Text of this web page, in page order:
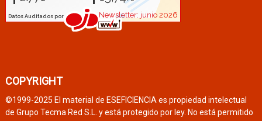
COPYRIGHT
©1999-2025 El material de ESEFICIENCIA es propiedad intelectual
de Grupo Tecma Red S.L. y está protegido por ley. No está permitido